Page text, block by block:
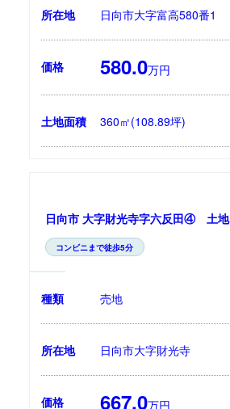
所在地 日向市大字富高580番1
価格 580.0万円
土地面積 360㎡(108.89坪)
日向市 大字財光寺字六反田④ 土地
コンビニまで徒歩5分
種類 売地
所在地 日向市大字財光寺
価格 667.0万円